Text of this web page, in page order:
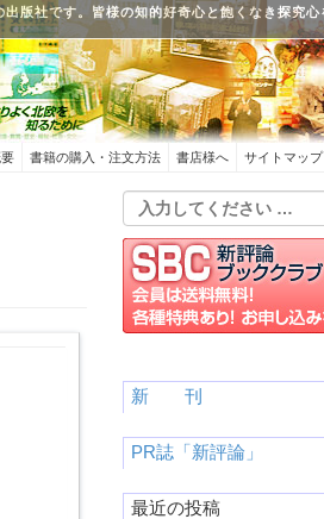
版社です。皆様の知的好奇心と飽くなき探究心
書籍の購入・注文方法 書店様へ サイトマップ
新 刊
PR誌「新評論」
最近の投稿